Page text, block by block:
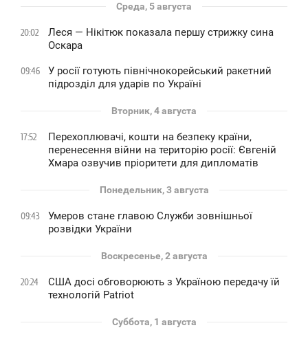
Среда, 5 августа
20:02
Леся — Нікітюк показала першу стрижку сина
Оскара
09:46
У росії готують північнокорейський ракетний
підрозділ для ударів по Україні
Вторник, 4 августа
17:52
Перехоплювачі, кошти на безпеку країни,
перенесення війни на територію росії: Євгеній
Хмара озвучив пріоритети для дипломатів
Понедельник, 3 августа
09:43
Умеров стане главою Служби зовнішньої
розвідки України
Воскресенье, 2 августа
20:24
США досі обговорюють з Україною передачу їй
технологій Patriot
Суббота, 1 августа